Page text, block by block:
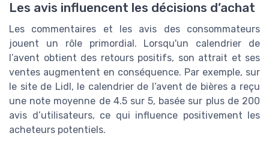
Les avis influencent les décisions d’achat
Les commentaires et les avis des consommateurs
jouent un rôle primordial. Lorsqu'un calendrier de
l’avent obtient des retours positifs, son attrait et ses
ventes augmentent en conséquence. Par exemple, sur
le site de Lidl, le calendrier de l’avent de bières a reçu
une note moyenne de 4.5 sur 5, basée sur plus de 200
avis d’utilisateurs, ce qui influence positivement les
acheteurs potentiels.